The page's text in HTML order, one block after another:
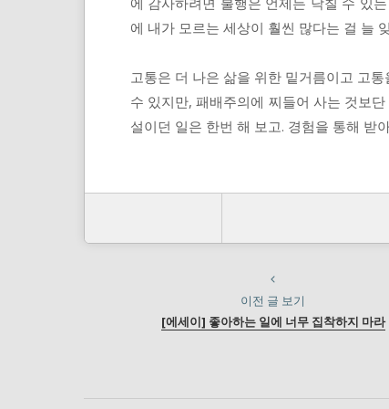
에 내가 모르는 세상이 훨씬 많다는 걸 늘
고통은 더 나은 삶을 위한 밑거름이고 고
수 있지만, 패배주의에 찌들어 사는 것보
설이던 일은 한번 해 보고. 경험을 통해 받
이전 글 보기
[에세이] 좋아하는 일에 너무 집착하지 마라